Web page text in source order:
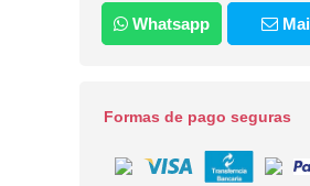
Whatsapp
Formas de pago seguras